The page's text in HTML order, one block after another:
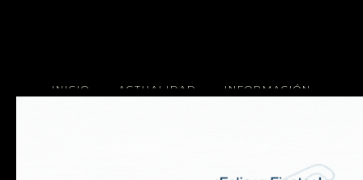
INICIO ACTUALIDAD INFORMACIÓN